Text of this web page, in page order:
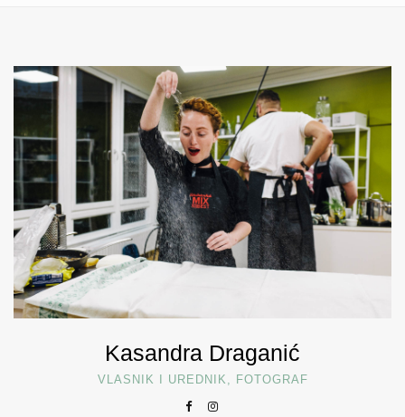
Kasandra Draganić
VLASNIK I UREDNIK, FOTOGRAF